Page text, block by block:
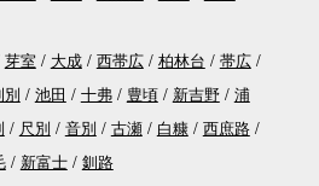
芽室 大成 西帯広 柏林台
帯広
別 池田 十弗 豊頃 新吉野
浦
尺別 音別 古瀬 白糠
西庶路
新富士
釧路